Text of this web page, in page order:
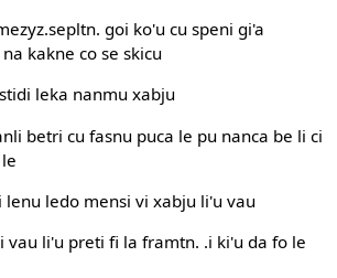
goi ko'u cu speni gi'a
kakne co se skicu
leka nanmu xabju
betri cu fasnu puca le pu nanca be li ci
lenu ledo mensi vi xabju li'u vau
vau li'u preti fi la framtn. .i ki'u da fo le